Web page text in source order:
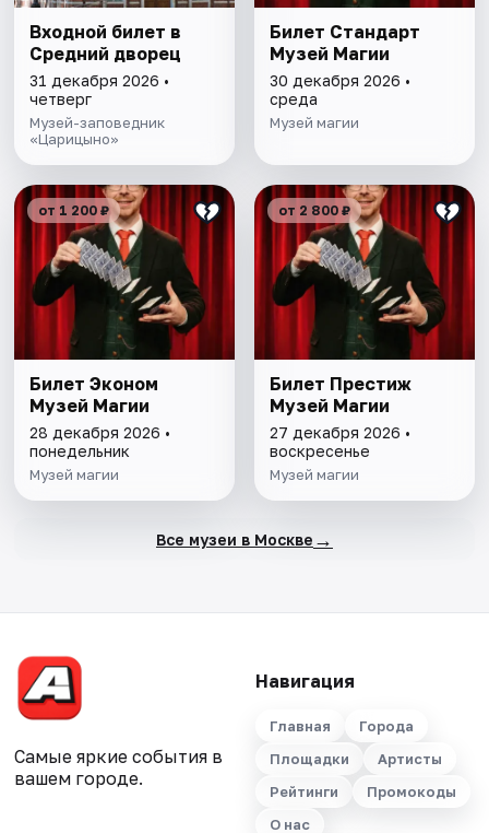
Входной билет в
Средний дворец
31 декабря 2026 •
четверг
Музей-заповедник
«Царицыно»
Билет Стандарт
Музей Магии
30 декабря 2026 •
среда
Музей магии
от 1 200 ₽
Билет Эконом
Музей Магии
28 декабря 2026 •
понедельник
Музей магии
от 2 800 ₽
Билет Престиж
Музей Магии
27 декабря 2026 •
воскресенье
Музей магии
Все музеи в Москве →
Самые яркие события в
вашем городе.
Навигация
Главная
Города
Площадки
Артисты
Рейтинги
Промокоды
О нас